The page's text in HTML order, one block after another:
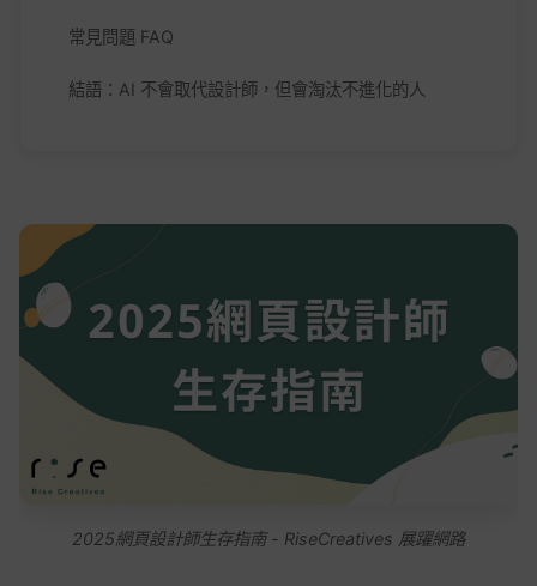
常見問題 FAQ
結語：AI 不會取代設計師，但會淘汰不進化的人
2025網頁設計師生存指南 - RiseCreatives 展躍網路